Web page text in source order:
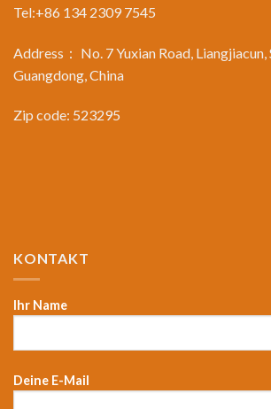
Tel:+86 134 2309 7545
Address： No. 7 Yuxian Road, Liangjiacun,
Guangdong, China
Zip code: 523295
KONTAKT
Ihr Name
Deine E-Mail